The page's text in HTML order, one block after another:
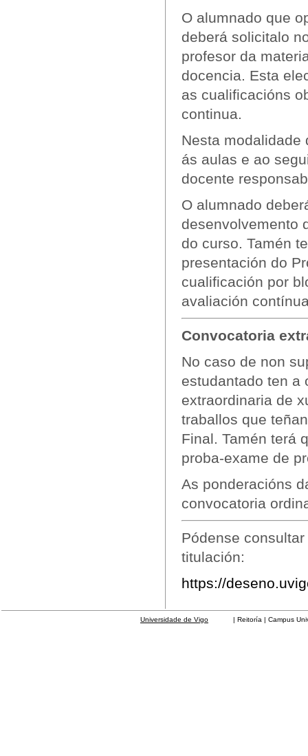
O alumnado que
deberá solicitalo
profesor da
docencia. Esta
as cualificacións
continua.
Nesta modalidade
ás aulas e ao
docente
O alumnado
desenvolvemento
do curso. Tamén
presentación do
cualificación por
avaliación
Convocatoria
No caso de non
estudantado ten a
extraordinaria de
traballos que
Final. Tamén terá
proba-exame de
As ponderacións
convocatoria
Pódense
titulación:
https://
Universidade de Vigo | Reitoría | Campus